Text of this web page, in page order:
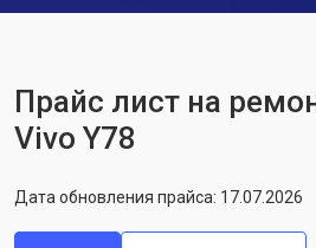
Прайс лист на
Vivo Y78
Дата обновления прайса: 17.07.2026